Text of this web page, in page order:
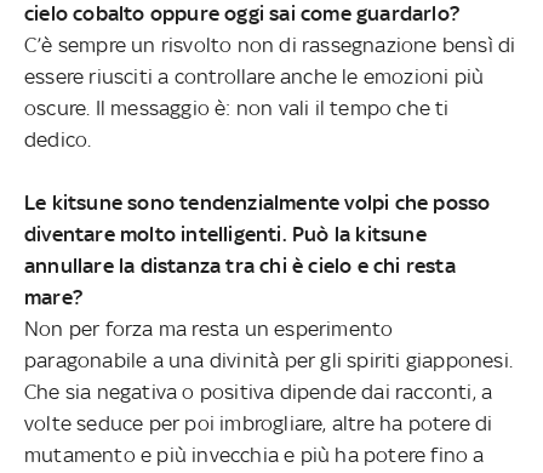
cielo cobalto oppure oggi sai come guardarlo?
C’è sempre un risvolto non di rassegnazione bensì di
essere riusciti a controllare anche le emozioni più
oscure. Il messaggio è: non vali il tempo che ti
dedico.
Le kitsune sono tendenzialmente volpi che posso
diventare molto intelligenti. Può la kitsune
annullare la distanza tra chi è cielo e chi resta
mare?
Non per forza ma resta un esperimento
paragonabile a una divinità per gli spiriti giapponesi.
Che sia negativa o positiva dipende dai racconti, a
volte seduce per poi imbrogliare, altre ha potere di
mutamento e più invecchia e più ha potere fino a